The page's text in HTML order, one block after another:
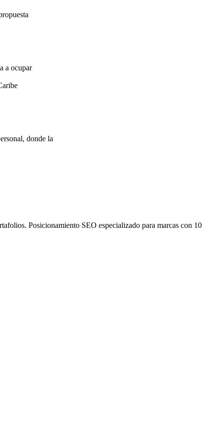
a ocupar
donde la
Posicionamiento SEO especializado para marcas con 10